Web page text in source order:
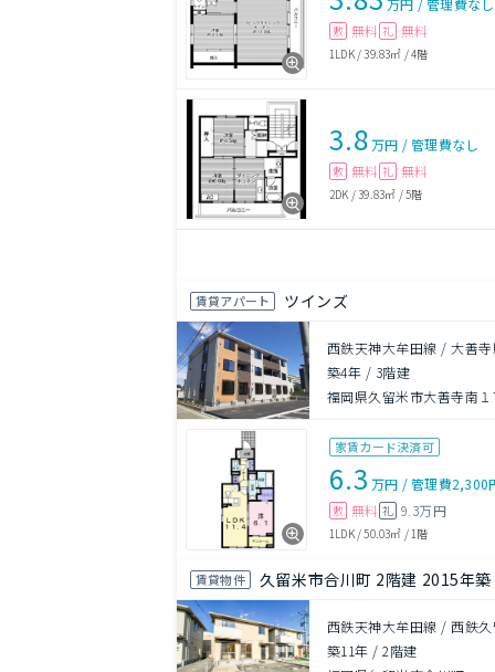
敷 無料 礼 無料
1LDK/39.83㎡ /4階
3.8万円 /管理費なし
敷 無料 礼 無料
2DK /39.83㎡ /5階
賃貸アパート ツインズ
西鉄天神大牟田線 / 大善
築4年 / 3階建
福岡県久留米市大善寺南
家賃カード決済可
6.3 万円 /管理費2,300
敷 無料 礼 9.3万円
1LDK/50.03㎡ /1階
賃貸物件 久留米市合川町 2階建 2015年築
西鉄天神大牟田線 / 西鉄
築11年 /2階建